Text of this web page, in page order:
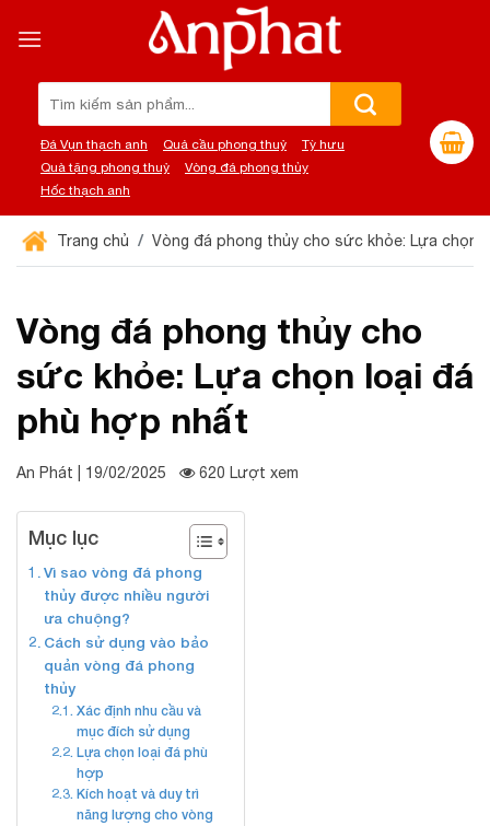
đến
Đá Vụn thạch anh Quả cầu phong thuỷ
Tỳ hưu
Quà tặng phong thuỷ
Vòng đá phong thủy
Hốc thạch anh
Trang chủ Vòng đá phong thủy cho sức khỏe: Lựa chọn
Vòng đá phong thủy cho
sức khỏe: Lựa chọn loại đá
phù hợp nhất
An Phát | 19/02/2025 620 Lượt xem
Mục lục
Vì sao vòng đá phong
thủy được nhiều người
ưa chuộng?
Cách sử dụng vào bảo
quản vòng đá phong
thủy
Xác định nhu cầu và
mục đích sử dụng
Lựa chọn loại đá phù
hợp
Kích hoạt và duy trì
năng lượng cho vòng